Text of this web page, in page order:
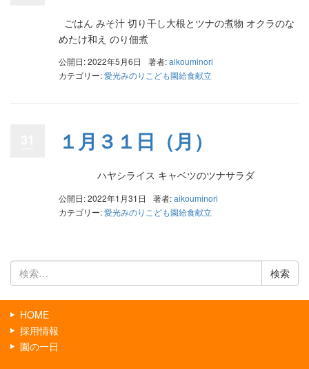
ごはん みそ汁 切り干し大根とツナの煮物 オクラのな
めたけ和え のり佃煮
公開日: 2022年5月6日 著者:aikouminori
カテゴリー:愛光みのりこども園給食献立
１月３１日（月）
ハヤシライス キャベツのツナサラダ
公開日: 2022年1月31日 著者:aikouminori
カテゴリー:愛光みのりこども園給食献立
検
索:
HOME
採用情報
園の一日